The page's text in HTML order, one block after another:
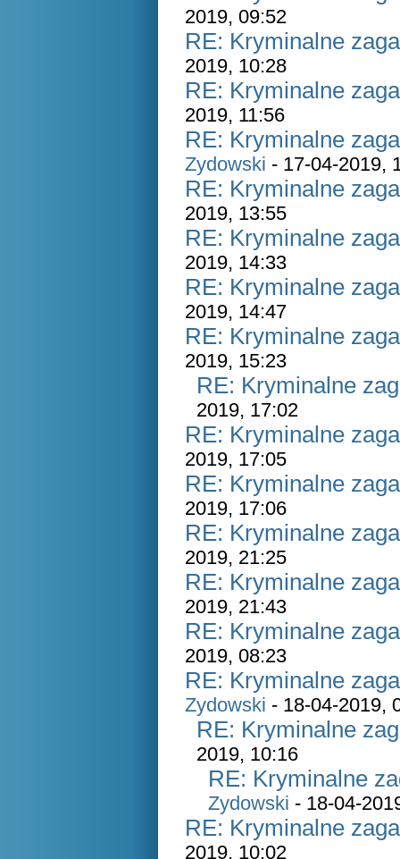
2019, 09:52
RE: Kryminalne
2019, 10:28
RE: Kryminalne
2019, 11:56
RE: Kryminalne
Zydowski - 17-04-2019,
RE: Kryminalne
2019, 13:55
RE: Kryminalne
2019, 14:33
RE: Kryminalne
2019, 14:47
RE: Kryminalne
2019, 15:23
RE: Kryminalne
2019, 17:02
RE: Kryminalne
2019, 17:05
RE: Kryminalne
2019, 17:06
RE: Kryminalne
2019, 21:25
RE: Kryminalne
2019, 21:43
RE: Kryminalne
2019, 08:23
RE: Kryminalne
Zydowski - 18-04-2019,
RE: Kryminalne
2019, 10:16
RE: Kryminalne
Zydowski - 18-04-
RE: Kryminalne
2019, 10:02